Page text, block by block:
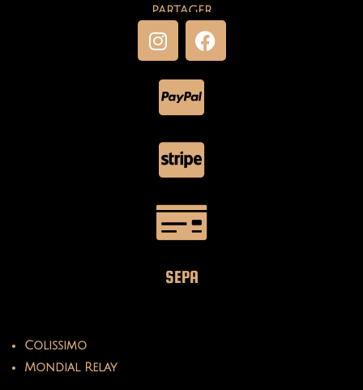
PARTAGER
SEPA
Colissimo
Mondial Relay